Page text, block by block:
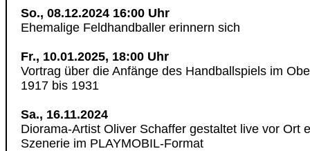
So., 08.12.2024 16:00 Uhr
Ehemalige Feldhandballer erinnern sich
Fr., 10.01.2025, 18:00 Uhr
Vortrag über die Anfänge des Handballspiels im
1917 bis 1931
Sa., 16.11.2024
Diorama-Artist Oliver Schaffer gestaltet live vor Ort
Szenerie im PLAYMOBIL-Format